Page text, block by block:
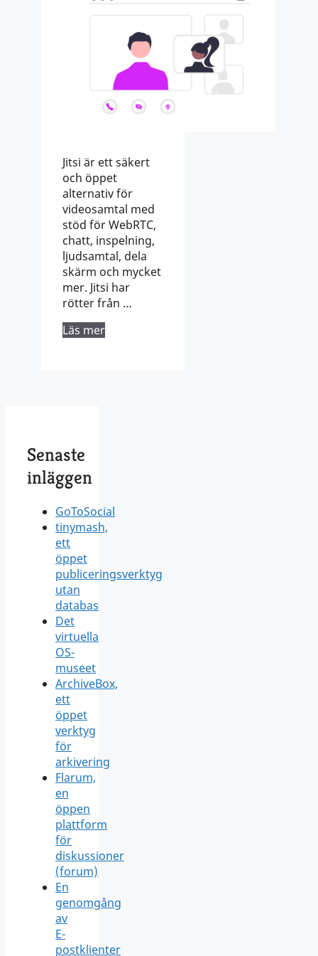
Jitsi är ett säkert
och öppet
alternativ för
videosamtal med
stöd för WebRTC,
chatt, inspelning,
ljudsamtal, dela
skärm och mycket
mer. Jitsi har
rötter från …
Läs mer
Senaste
inläggen
GoToSocial
tinymash,
ett
öppet
publiceringsverktyg
utan
databas
Det
virtuella
OS-
museet
ArchiveBox,
ett
öppet
verktyg
för
arkivering
Flarum,
en
öppen
plattform
för
diskussioner
(forum)
En
genomgång
av
E-
postklienter